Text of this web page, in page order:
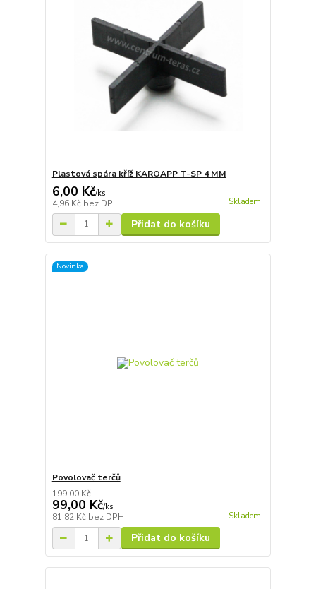
Plastová spára kříž KAROAPP T-SP 4 MM
6,00 Kč/ks
4,96 Kč bez DPH Skladem
Přidat do košíku
Novinka
Povolovač terčů
199,00 Kč
99,00 Kč/ks
81,82 Kč bez DPH Skladem
Přidat do košíku